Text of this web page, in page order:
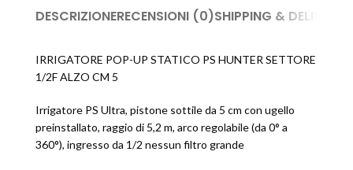
DESCRIZIONERECENSIONI (0)SHIPPING & DELIVERY
IRRIGATORE POP-UP STATICO PS HUNTER SETTORE
1/2F ALZO CM 5
Irrigatore PS Ultra, pistone sottile da 5 cm con ugello
preinstallato, raggio di 5,2 m, arco regolabile (da 0° a
360°), ingresso da 1/2 nessun filtro grande